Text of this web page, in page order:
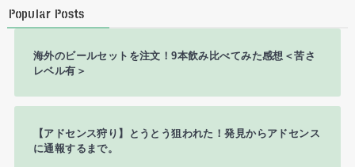
Popular Posts
海外のビールセットを注文！9本飲み比べてみた感想＜苦さ
レベル有＞
【アドセンス狩り】とうとう狙われた！発見からアドセンス
に通報するまで。